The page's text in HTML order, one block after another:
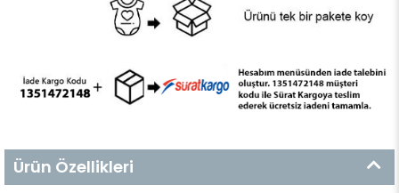
Ürün Özellikleri